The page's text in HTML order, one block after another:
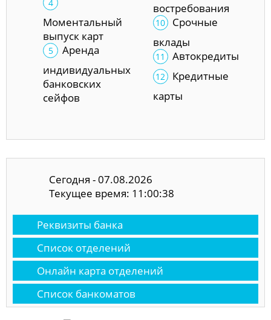
Моментальный
выпуск карт
Аренда
индивидуальных
банковских
сейфов
востребования
Срочные
вклады
Автокредиты
Кредитные
карты
Сегодня - 07.08.2026
Текущее время: 11:00:38
Реквизиты банка
Список отделений
Онлайн карта отделений
Список банкоматов